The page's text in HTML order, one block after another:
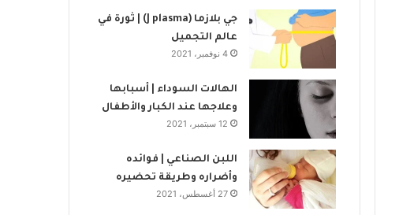
جي بلازما (J plasma) | ثورة في
عالم التجميل
4 نوفمبر، 2021
الهالات السوداء | أسبابها
وعلاجها عند الكبار والأطفال
12 سبتمبر، 2021
اللبن الصناعي | فوائده
وأضراره وطريقة تحضيره
27 أغسطس، 2021